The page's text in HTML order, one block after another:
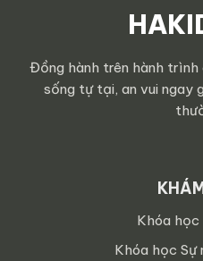
Đồng hành trên hành
sống tự tại, an vui ngay
Khóa học
Khóa học Sự